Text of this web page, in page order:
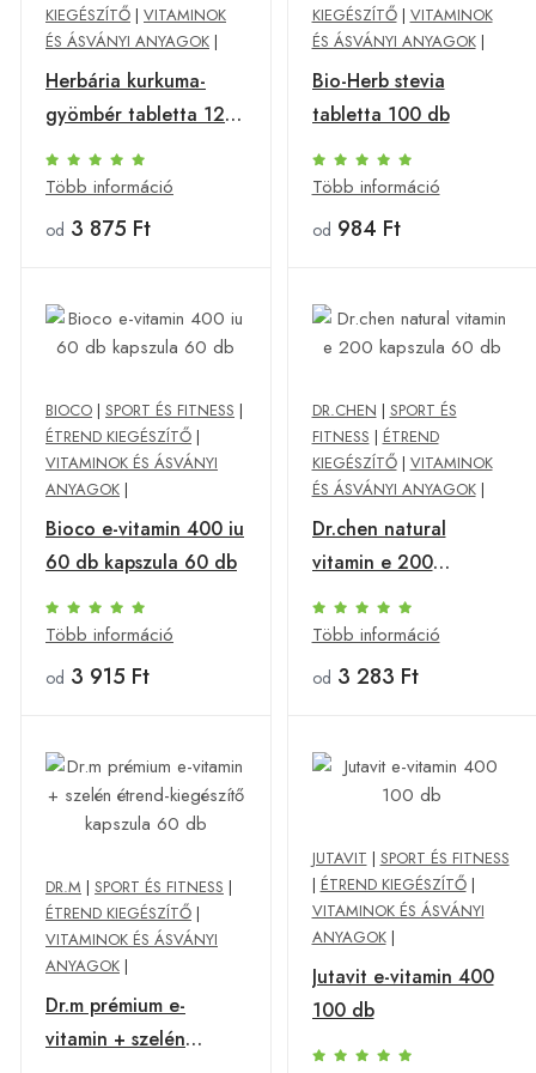
KIEGÉSZÍTŐ | VITAMINOK
ÉS ÁSVÁNYI ANYAGOK |
Herbária kurkuma-
gyömbér tabletta 120
db
Több információ
od 3 875 Ft
KIEGÉSZÍTŐ| VITAMINOK
ÉS ÁSVÁNYI ANYAGOK|
Bio-Herb stevia
tabletta 100 db
Több információ
od 984 Ft
BIOCO | SPORT ÉS FITNESS |
ÉTREND KIEGÉSZÍTŐ |
VITAMINOK ÉS ÁSVÁNYI
ANYAGOK |
Bioco e-vitamin 400 iu
60 db kapszula 60 db
Több információ
od 3 915 Ft
DR.CHEN | SPORT ÉS
FITNESS | ÉTREND
KIEGÉSZÍTŐ| VITAMINOK
ÉS ÁSVÁNYI ANYAGOK|
Dr.chen natural
vitamin e 200
kapszula 60 db
Több információ
od 3 283 Ft
DR.M | SPORT ÉS FITNESS |
ÉTREND KIEGÉSZÍTŐ |
VITAMINOK ÉS ÁSVÁNYI
ANYAGOK |
Dr.m prémium e-
vitamin + szelén
JUTAVIT | SPORT ÉS FITNESS
| ÉTREND KIEGÉSZÍTŐ|
VITAMINOK ÉS ÁSVÁNYI
ANYAGOK|
Jutavit e-vitamin 400
100 db